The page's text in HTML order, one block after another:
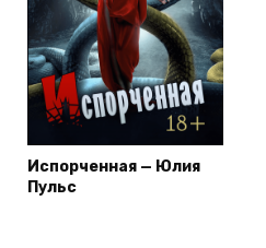
Испорченная — Юлия
Пульс